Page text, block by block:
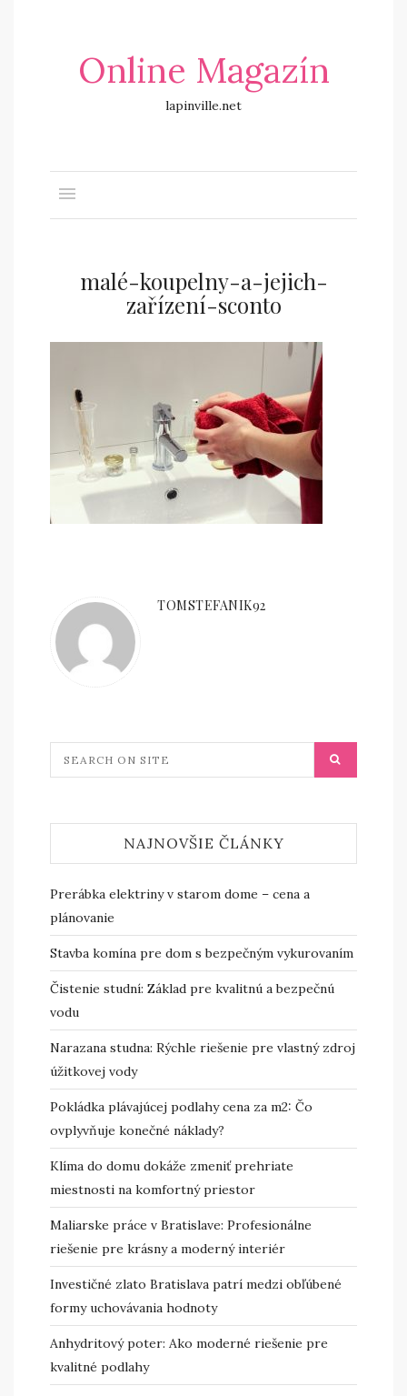
Online Magazín
lapinville.net
malé-koupelny-a-jejich-
zařízení-sconto
TOMSTEFANIK92
NAJNOVŠIE ČLÁNKY
Prerábka elektriny v starom dome – cena a
plánovanie
Stavba komína pre dom s bezpečným vykurovaním
Čistenie studní: Základ pre kvalitnú a bezpečnú
vodu
Narazana studna: Rýchle riešenie pre vlastný zdroj
úžitkovej vody
Pokládka plávajúcej podlahy cena za m2: Čo
ovplyvňuje konečné náklady?
Klíma do domu dokáže zmeniť prehriate
miestnosti na komfortný priestor
Maliarske práce v Bratislave: Profesionálne
riešenie pre krásny a moderný interiér
Investičné zlato Bratislava patrí medzi obľúbené
formy uchovávania hodnoty
Anhydritový poter: Ako moderné riešenie pre
kvalitné podlahy